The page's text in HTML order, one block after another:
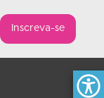
Inscreva-se